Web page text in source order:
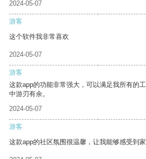
2024-05-07
游客
这个软件我非常喜欢
2024-05-07
游客
这款app的功能非常强大，可以满足我所有的
中游刃有余。
2024-05-07
游客
这款app的社区氛围很温馨，让我能够感受到家